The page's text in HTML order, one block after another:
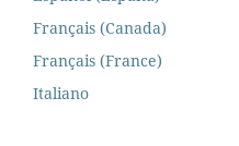
Français (Canada)
Français (France)
Italiano